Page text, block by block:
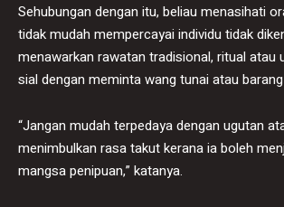
Sehubungan dengan itu, beliau menasihati
tidak mudah mempercayai individu tidak
menawarkan rawatan tradisional, ritual atau
sial dengan meminta wang tunai atau
“Jangan mudah terpedaya dengan ugutan
menimbulkan rasa takut kerana ia boleh
mangsa penipuan,” katanya.